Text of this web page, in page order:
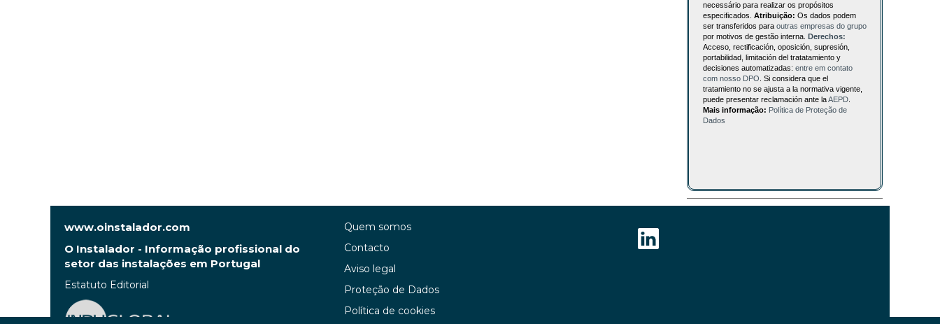
necessário para realizar os propósitos
especificados. Atribuição: Os dados podem
ser transferidos para outras empresas do grupo
por motivos de gestão interna. Derechos:
Acceso, rectificación, oposición, supresión,
portabilidad, limitación del tratatamiento y
decisiones automatizadas: entre em contato
com nosso DPO . Si considera que el
tratamiento no se ajusta a la normativa vigente,
puede presentar reclamación ante laAEPD
Mais informação: Política de Proteção de
Dados
www.oinstalador.com
O Instalador - Informação profissional do
setor das instalações em Portugal
Estatuto Editorial
Quem somos
Contacto
Aviso legal
Proteção de Dados
Política de cookies